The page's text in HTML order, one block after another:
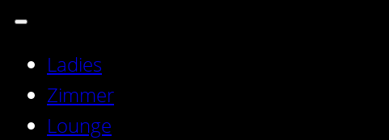
Ladies
Zimmer
Lounge